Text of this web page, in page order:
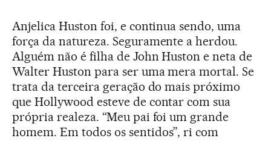
Anjelica Huston foi, e continua sendo, uma
força da natureza. Seguramente a herdou.
Alguém não é filha de John Huston e neta de
Walter Huston para ser uma mera mortal. Se
trata da terceira geração do mais próximo
que Hollywood esteve de contar com sua
própria realeza. “Meu pai foi um grande
homem. Em todos os sentidos”, ri com